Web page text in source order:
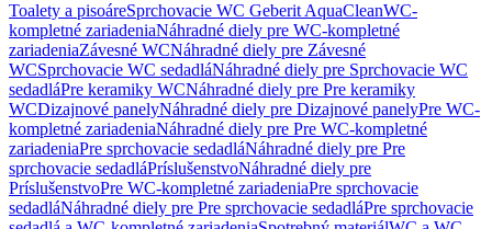
Toalety a pisoáreSprchovacie WC Geberit AquaCleanWC-
kompletné zariadeniaNáhradné diely pre WC-kompletné
zariadeniaZávesné WCNáhradné diely pre Závesné
WCSprchovacie WC sedadláNáhradné diely pre Sprchovacie WC
sedadláPre keramiky WCNáhradné diely pre Pre keramiky
WCDizajnové panelyNáhradné diely pre Dizajnové panelyPre WC-
kompletné zariadeniaNáhradné diely pre Pre WC-kompletné
zariadeniaPre sprchovacie sedadláNáhradné diely pre Pre
sprchovacie sedadláPríslušenstvoNáhradné diely pre
PríslušenstvoPre WC-kompletné zariadeniaPre sprchovacie
sedadláNáhradné diely pre Pre sprchovacie sedadláPre sprchovacie